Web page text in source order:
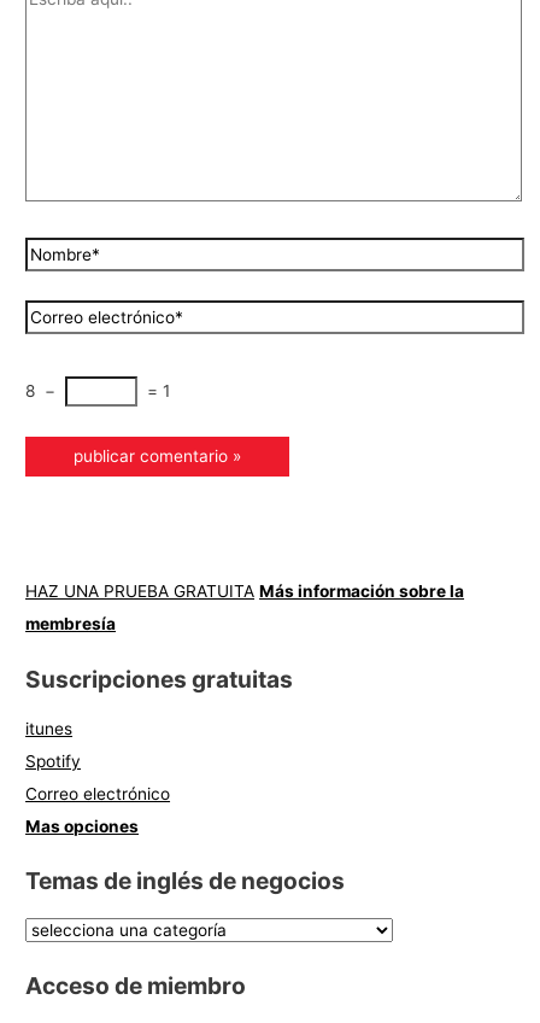
8 − = 1
HAZ UNA PRUEBA GRATUITA Más información sobre la
membresía
Suscripciones gratuitas
itunes
Spotify
Correo electrónico
Mas opciones
Temas de inglés de negocios
Acceso de miembro